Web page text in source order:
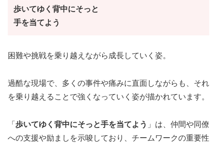
歩いてゆく背中にそっと
手を当てよう
困難や挑戦を乗り越えながら成長していく姿。
過酷な現場で、多くの事件や痛みに直面しながらも、それ
を乗り越えることで強くなっていく姿が描かれています。
「 歩いてゆく背中にそっと手を当てよう 」は、仲間や同僚
への支援や励ましを示唆しており、チームワークの重要性